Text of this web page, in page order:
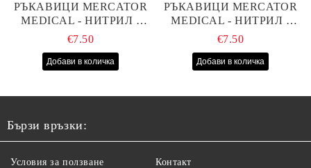
РЪКАВИЦИ MERCATOR
MEDICAL - НИТРИЛ -
РОЗОВИ - S - 100БР
€7.50
РЪКАВИЦИ MERCATOR
MEDICAL - НИТРИЛ -
ЧЕРНИ - S - 100БР
€7.50
Бързи връзки:
Условия за ползване Контакт